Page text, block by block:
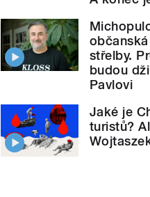
střelby.
budou
Pavlovi
Jaké je
turistů?